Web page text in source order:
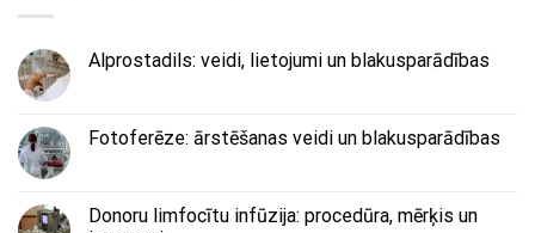
Alprostadils: veidi, lietojumi un blakusparādības
Fotoferēze: ārstēšanas veidi un blakusparādības
Donoru limfocītu infūzija: procedūra, mērķis un